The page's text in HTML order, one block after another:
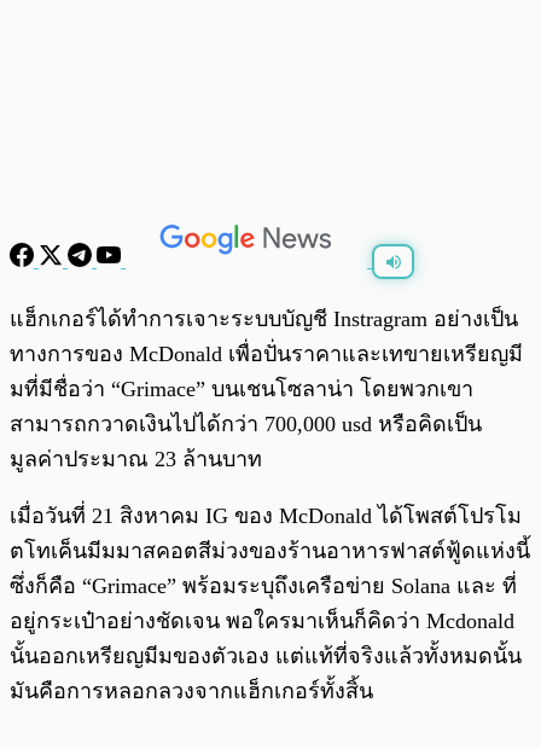
พร้อมเล่น /0:00
แฮ็กเกอร์ได้ทำการเจาะระบบบัญชี Instragram อย่างเป็น
ทางการของ McDonald เพื่อปั่นราคาและเทขายเหรียญมี
มที่มีชื่อว่า “Grimace” บนเชนโซลาน่า โดยพวกเขา
สามารถกวาดเงินไปได้กว่า 700,000 usd หรือคิดเป็น
มูลค่าประมาณ 23 ล้านบาท
เมื่อวันที่ 21 สิงหาคม IG ของ McDonald ได้โพสต์โปรโม
ตโทเค็นมีมมาสคอตสีม่วงของร้านอาหารฟาสต์ฟู้ดแห่งนี้
ซึ่งก็คือ “Grimace” พร้อมระบุถึงเครือข่าย Solana และ ที่
อยู่กระเป๋าอย่างชัดเจน พอใครมาเห็นก็คิดว่า Mcdonald
นั้นออกเหรียญมีมของตัวเอง แต่แท้ที่จริงแล้วทั้งหมดนั้น
มันคือการหลอกลวงจากแฮ็กเกอร์ทั้งสิ้น